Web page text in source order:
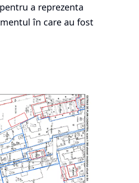
a reprezenta
în care au fost